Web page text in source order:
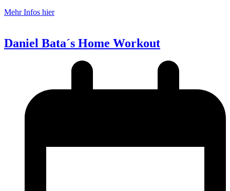
Mehr Infos hier
Daniel Bata´s Home Workout